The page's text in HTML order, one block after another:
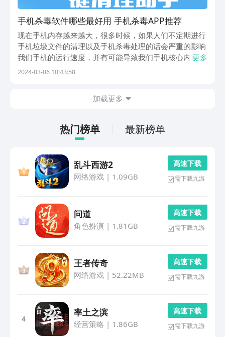
手机杀毒软件哪些最好用 手机杀毒APP推荐
现在手机内存越来越大，很多时候，如果人们不定期进行
手机垃圾文件的清理以及手机杀毒处理的话会严重的影响
我们手机的运行速度，并有可能导致我们手机核心内容的
丢失，所以今天小编给大家带来手机杀毒软件哪个最好
更多
2024-03-06 10:43:58
加载更多
热门榜单 最新榜单
乱斗西游2
网络游戏| 1.09GB
高 速 下 载
需下载九游
问道
角色扮演 | 1.81GB
高 速 下 载
需下载九游
王者传奇
网络游戏| 52.22MB
高 速 下 载
需下载九游
4
率土之滨
经营策略 | 1.86GB
高 速 下 载
需下载九游